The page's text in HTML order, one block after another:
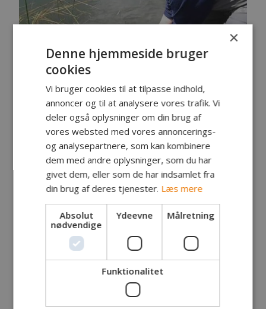
Christian Holm Nielsen, Rønne
Fangst:Gedde
Lokalitet:Privat sø
Tidspunkt:Kl 13.10
Vægt:Ca. 6.5 kg
Længde:cm
Endegrej:Hjemmebundet flue
Egne kommentarer:
Det hele startede med at jeg skrev til min
kammerat Thomas, som jeg er i gang med at lære
at fluefiske, om vi ikke skulle tage en tur ud at
Thomas var frisk som altid, og sprang på med det
samme. Da vi kom ud til søen riggede vi stængerne
×
Denne hjemmeside bruger
cookies
Vi bruger cookies til at tilpasse indhold,
annoncer og til at analysere vores trafik. Vi
deler også oplysninger om din brug af
vores websted med vores annoncerings-
og analysepartnere, som kan kombinere
dem med andre oplysninger, som du har
givet dem, eller som de har indsamlet fra
din brug af deres tjenester. Læs mere
Absolut
nødvendige
Ydeevne Målretning
Funktionalitet